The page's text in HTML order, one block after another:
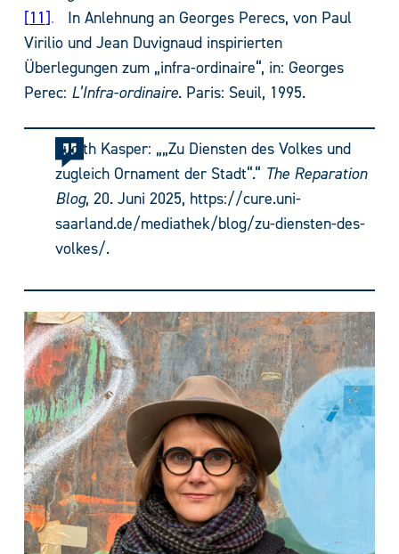
11 .
In Anlehnung an Georges Perecs, von Paul
Virilio und Jean Duvignaud inspirierten
Überlegungen zum „infra-ordinaire“, in: Georges
Perec: L’Infra-ordinaire. Paris: Seuil, 1995.
Judith Kasper: „„Zu Diensten des Volkes und
zugleich Ornament der Stadt“.“ The Reparation
Blog, 20. Juni 2025, https://cure.uni-
saarland.de/mediathek/blog/zu-diensten-des-
volkes/.